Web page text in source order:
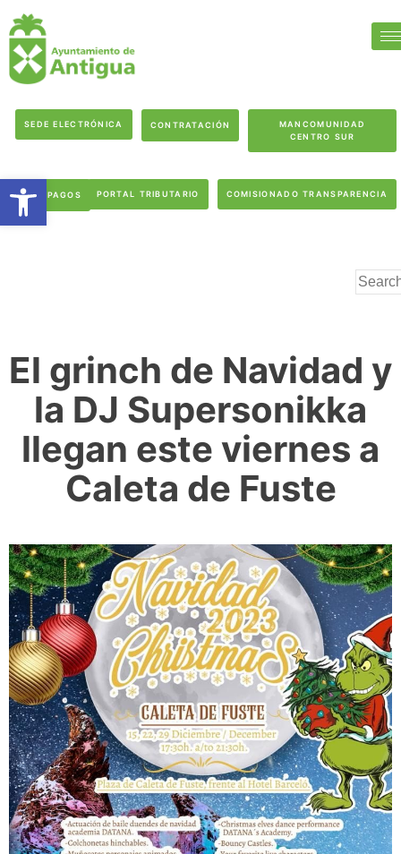
SEDE ELECTRÓNICA CONTRATACIÓN
MANCOMUNIDAD
CENTRO SUR
PAGOS PORTAL TRIBUTARIO COMISIONADO TRANSPARENCIA
El grinch de Navidad y
la DJ Supersonikka
llegan este viernes a
Caleta de Fuste
Abrir barra de herramientas